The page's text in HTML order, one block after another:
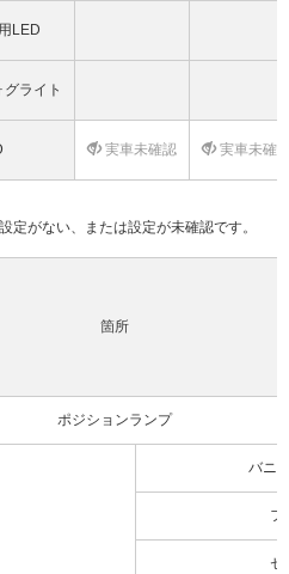
LED
ライト
実車未確認 実車未確
がない、または設定が未確認です。
箇所
ポジションランプ
バニ
フ
セ